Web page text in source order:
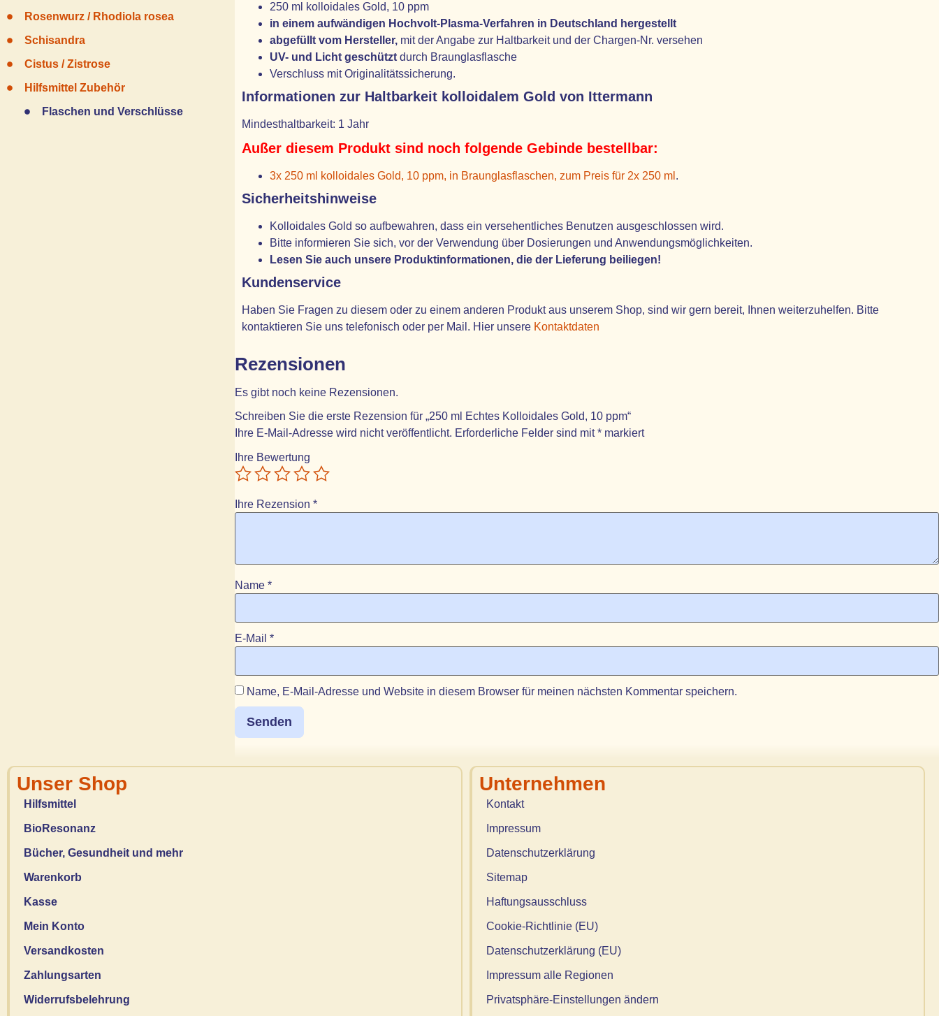
Rosenwurz / Rhodiola rosea
Schisandra
Cistus / Zistrose
Hilfsmittel Zubehör
Flaschen und Verschlüsse
250 ml kolloidales Gold, 10 ppm
in einem aufwändigen Hochvolt-Plasma-Verfahren in Deutschland hergestellt
abgefüllt vom Hersteller, mit der Angabe zur Haltbarkeit und der Chargen-Nr. versehen
UV- und Licht geschützt durch Braunglasflasche
Verschluss mit Originalitätssicherung.
Informationen zur Haltbarkeit kolloidalem Gold von Ittermann
Mindesthaltbarkeit: 1 Jahr
Außer diesem Produkt sind noch folgende Gebinde bestellbar:
3x 250 ml kolloidales Gold, 10 ppm, in Braunglasflaschen, zum Preis für 2x 250 ml .
Sicherheitshinweise
Kolloidales Gold so aufbewahren, dass ein versehentliches Benutzen ausgeschlossen wird.
Bitte informieren Sie sich, vor der Verwendung über Dosierungen und Anwendungsmöglichkeiten.
Lesen Sie auch unsere Produktinformationen, die der Lieferung beiliegen!
Kundenservice
Haben Sie Fragen zu diesem oder zu einem anderen Produkt aus unserem Shop, sind wir gern bereit, Ihnen weiterzuhelfen. Bitte
kontaktieren Sie uns telefonisch oder per Mail. Hier unsere Kontaktdaten
Rezensionen
Es gibt noch keine Rezensionen.
Schreiben Sie die erste Rezension für „250 ml Echtes Kolloidales Gold, 10 ppm“
Ihre E-Mail-Adresse wird nicht veröffentlicht. Erforderliche Felder sind mit* markiert
Ihre Bewertung
Ihre Rezension *
Name *
E-Mail *
Name, E-Mail-Adresse und Website in diesem Browser für meinen nächsten Kommentar speichern.
Unser Shop
Hilfsmittel
BioResonanz
Bücher, Gesundheit und mehr
Warenkorb
Kasse
Mein Konto
Versandkosten
Zahlungsarten
Widerrufsbelehrung
Unternehmen
Kontakt
Impressum
Datenschutzerklärung
Sitemap
Haftungsausschluss
Cookie-Richtlinie (EU)
Datenschutzerklärung (EU)
Impressum alle Regionen
Privatsphäre-Einstellungen ändern